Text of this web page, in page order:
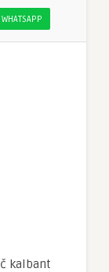
WHATSAPP
kalbant